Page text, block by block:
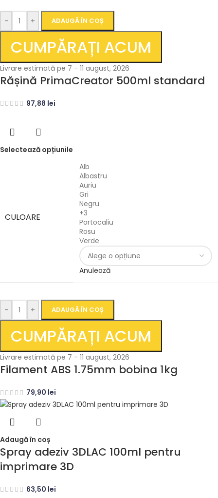
- + ADAUGĂ ÎN COȘ
CUMPĂRAȚI ACUM
Livrare estimată pe 7 - 11 august, 2026
Rășină PrimaCreator 500ml standard
97,88 lei
Selectează opțiunile
CULOARE
Alb
Albastru
Auriu
Gri
Negru
+3
Portocaliu
Rosu
Verde
Anulează
- + ADAUGĂ ÎN COȘ
CUMPĂRAȚI ACUM
Livrare estimată pe 7 - 11 august, 2026
Filament ABS 1.75mm bobina 1kg
79,90 lei
Adaugă în coș
Spray adeziv 3DLAC 100ml pentru
imprimare 3D
63,50 lei